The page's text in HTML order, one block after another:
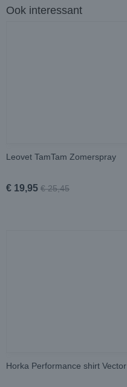
Ook interessant
Leovet TamTam Zomerspray
€ 19,95 € 25,45
Horka Performance shirt Vector